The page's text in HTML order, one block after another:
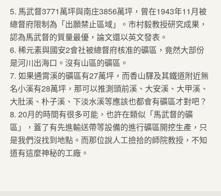
5. 馬武督3771萬坪與南庄3856萬坪，曾在1943年11月被
總督府限制為「出願禁止區域」。市村毅教授研究成果，
認為馬武督的質量最優，論文還以英文發表。
6. 稀元素與國安2會社被總督府核准的礦區，竟然大部份
是河川出海口。沒有山區的礦區。
7. 如果通霄溪的礦區有27萬坪，而香山驛及其鐵道附近無
名小溪有28萬坪，那可以推測頭前溪、大安溪、大甲溪、
大肚溪、朴子溪、下淡水溪等應該也都會有礦區才對吧？
8. 20月的時間有很多可能，也許在類似「馬武督的礦
區」，蓋了有先進輸送帶等設備的進行礦區開挖生產，只
是我們沒找到地點。而那位說人工撿拾的師院教授，不知
道有這麼神秘的工廠。